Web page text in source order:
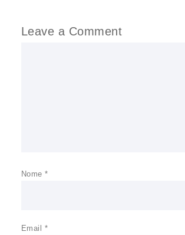
Leave a Comment
Nome*
Email *